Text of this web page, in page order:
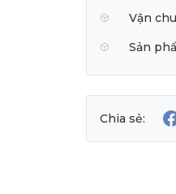
Vận
Sản
Chia sẻ: